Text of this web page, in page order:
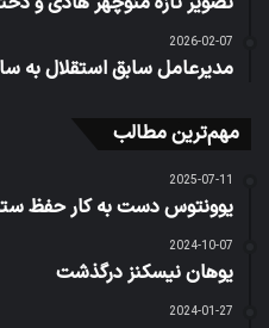
2026-02-07
مدیرعامل سابق استقلال به
مهم‌ترین مطالب
2025-07-11
یوونتوس دست به کار حفظ
2024-10-07
یوهان نیسکنز درگذشت
2024-01-27